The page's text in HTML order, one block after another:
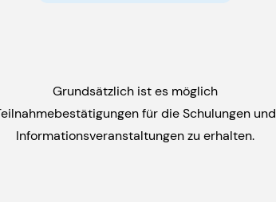
Grundsätzlich ist es möglich
für die Schulungen und
Informationsveranstaltungen zu erhalten.